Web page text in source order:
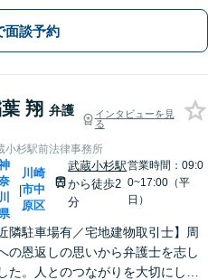
等】お気軽にお問い合わせくださ
馬車道駅5分】
面談予約
翔 弁護
インタビューを見
る
小杉駅前法律事務所
川
|
川崎
市中
原区
武蔵小杉駅
から徒歩2
分
営業時間：09:0
0~17:00（平
日）
近隣駐車場有／宅地建物取引士】周
の恩返しの思いから弁護士を志し
た。人とのつながりを大切にし、